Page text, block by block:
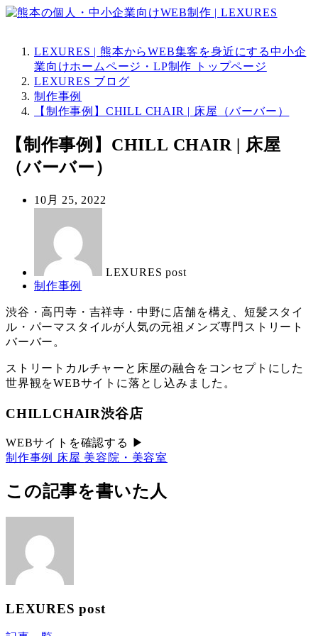
LEXURES | 熊本からWEB集客を身近にする中小企
業向けホームページ・LP制作 トップページ
LEXURES ブログ
制作事例
【制作事例】CHILL CHAIR | 床屋（バーバー）
【制作事例】CHILL CHAIR | 床屋
（バーバー）
投
10月 25, 2022
LEXURES post
カ
ゴ
リ
ー
制作事例
渋谷・高円寺・吉祥寺・中野に店舗を構え、短髪スタイ
ル・パーマスタイルが人気の元祖メンズ専門ストリート
バーバー。
ストリートカルチャーと床屋の融合をコンセプトにした
世界観をWEBサイトに落とし込みました。
CHILLCHAIR渋谷店
WEBサイトを確認する ▶︎
制作事例
床屋 美容院・美容室
この記事を書いた人
LEXURES post